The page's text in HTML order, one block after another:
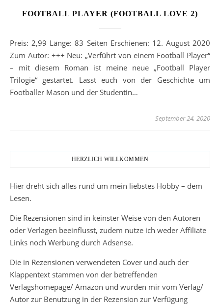
FOOTBALL PLAYER (FOOTBALL LOVE 2)
Preis: 2,99 Länge: 83 Seiten Erschienen: 12. August 2020
Zum Autor: +++ Neu: „Verführt von einem Football Player“
– mit diesem Roman ist meine neue „Football Player
Trilogie“ gestartet. Lasst euch von der Geschichte um
Footballer Mason und der Studentin…
September 24, 2020
HERZLICH WILLKOMMEN
Hier dreht sich alles rund um mein liebstes Hobby – dem
Lesen.
Die Rezensionen sind in keinster Weise von den Autoren
oder Verlagen beeinflusst, zudem nutze ich weder Affiliate
Links noch Werbung durch Adsense.
Die in Rezensionen verwendeten Cover und auch der
Klappentext stammen von der betreffenden
Verlagshomepage/ Amazon und wurden mir vom Verlag/
Autor zur Benutzung in der Rezension zur Verfügung